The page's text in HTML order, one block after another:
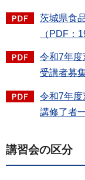
茨城県食
（PDF：
令和7年度
受講者募
令和7年度
講修了者
講習会の区分